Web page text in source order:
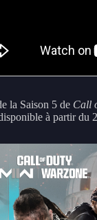
la Saison 5 de Call
à partir du